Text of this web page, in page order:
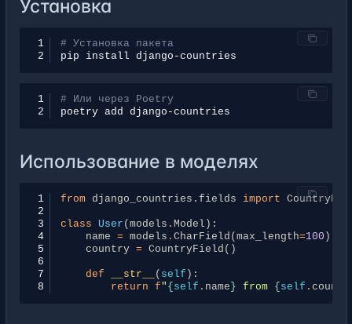
Установка
1
# Установка пакета
2
pip install
1
# Или через Poetry
2
poetry add
Использование в моделях
1 from django_countries.fields import
2
3
class User (models . Model ):
4
name = models . CharField (max_length=100 )
5
country = CountryField ()
6
7
def __str__ ( self ):
8
return f" {self . name} from {self .